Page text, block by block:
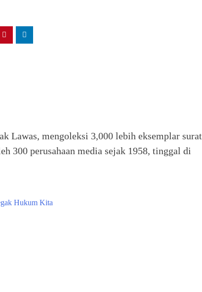
Lawas, mengoleksi 3,000 lebih eksemplar surat
300 perusahaan media sejak 1958, tinggal di
Hukum Kita